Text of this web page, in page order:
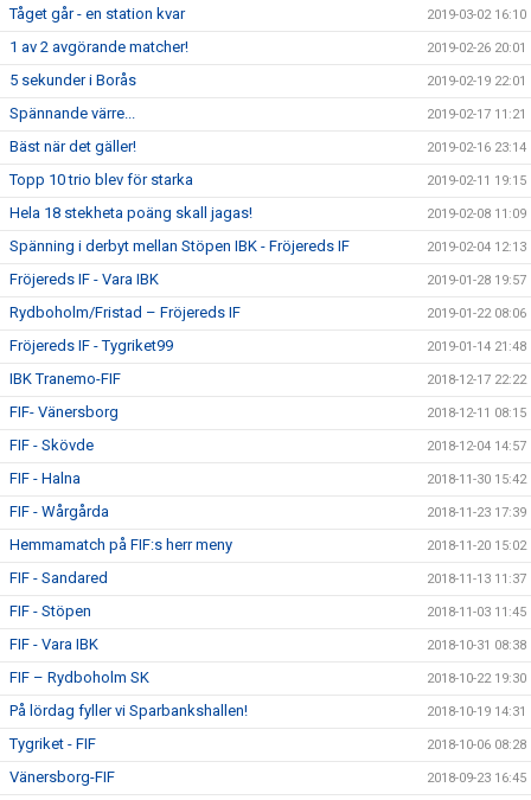
Tåget går - en station kvar 2019-03-02 16:10
1 av 2 avgörande matcher! 2019-02-26 20:01
5 sekunder i Borås 2019-02-19 22:01
Spännande värre... 2019-02-17 11:21
Bäst när det gäller! 2019-02-16 23:14
Topp 10 trio blev för starka 2019-02-11 19:15
Hela 18 stekheta poäng skall jagas! 2019-02-08 11:09
Spänning i derbyt mellan Stöpen IBK - Fröjereds IF 2019-02-04 12:13
Fröjereds IF - Vara IBK 2019-01-28 19:57
Rydboholm/Fristad – Fröjereds IF 2019-01-22 08:06
Fröjereds IF - Tygriket99 2019-01-14 21:48
IBK Tranemo-FIF 2018-12-17 22:22
FIF- Vänersborg 2018-12-11 08:15
FIF - Skövde 2018-12-04 14:57
FIF - Halna 2018-11-30 15:42
FIF - Wårgårda 2018-11-23 17:39
Hemmamatch på FIF:s herr meny 2018-11-20 15:02
FIF - Sandared 2018-11-13 11:37
FIF - Stöpen 2018-11-03 11:45
FIF - Vara IBK 2018-10-31 08:38
FIF – Rydboholm SK 2018-10-22 19:30
På lördag fyller vi Sparbankshallen! 2018-10-19 14:31
Tygriket - FIF 2018-10-06 08:28
Vänersborg-FIF 2018-09-23 16:45